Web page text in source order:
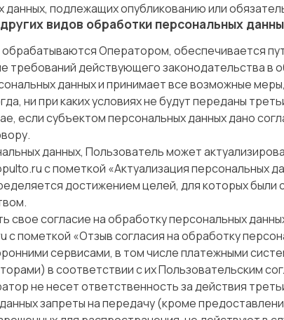
подлежащих опубликованию или
видов обработки персональных
Оператором, обеспечивается
действующего законодательства в
данных и принимает все возможные
ни при каких условиях не будут переданы
если субъектом персональных данных дано
данных, Пользователь может
с пометкой «Актуализация персональных
достижением целей, для которых
согласие на обработку персональных
с пометкой «Отзыв согласия на обработку
сервисами, в том числе платежными
в соответствии с их Пользовательским
не несет ответственность за действия
запреты на передачу (кроме